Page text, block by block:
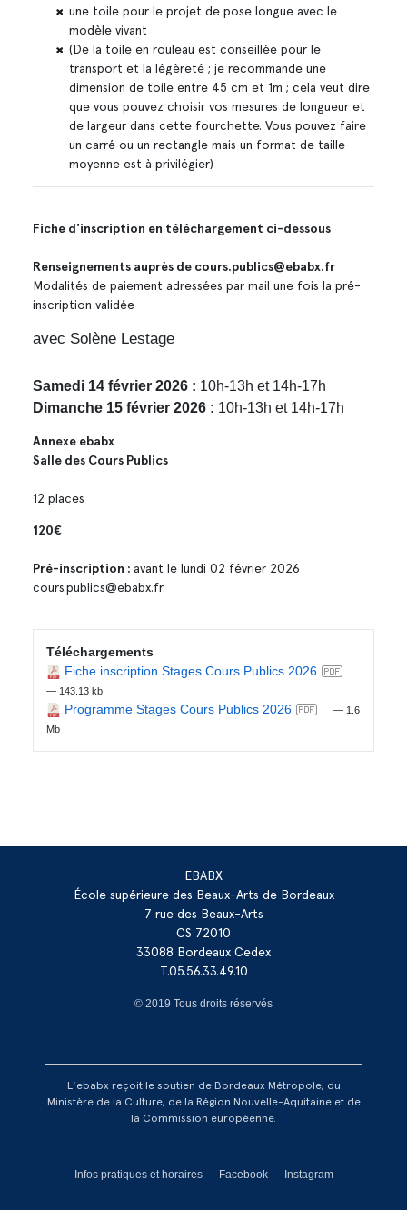
une toile pour le projet de pose longue avec le
modèle vivant
(De la toile en rouleau est conseillée pour le
transport et la légèreté ; je recommande une
dimension de toile entre 45 cm et 1m ; cela veut dire
que vous pouvez choisir vos mesures de longueur et
de largeur dans cette fourchette. Vous pouvez faire
un carré ou un rectangle mais un format de taille
moyenne est à privilégier)
Fiche d'inscription en téléchargement ci-dessous
Renseignements auprès de cours.publics@ebabx.fr
Modalités de paiement adressées par mail une fois la pré-
inscription validée
avec Solène Lestage
Samedi 14 février 2026 : 10h-13h et 14h-17h
Dimanche 15 février 2026 : 10h-13h et 14h-17h
Annexe ebabx
Salle des Cours Publics
12 places
120€
Pré-inscription : avant le lundi 02 février 2026
cours.publics@ebabx.fr
Téléchargements
Fiche inscription Stages Cours Publics 2026
— 143.13 kb
Programme Stages Cours Publics 2026
— 1.6
Mb
EBABX
École supérieure des Beaux-Arts de Bordeaux
7 rue des Beaux-Arts
CS 72010
33088 Bordeaux Cedex
T.05.56.33.49.10
© 2019 Tous droits réservés
L'ebabx reçoit le soutien de Bordeaux Métropole, du
Ministère de la Culture, de la Région Nouvelle-Aquitaine et de
la Commission européenne.
Réseaux footer
Infos pratiques et horaires Facebook Instagram